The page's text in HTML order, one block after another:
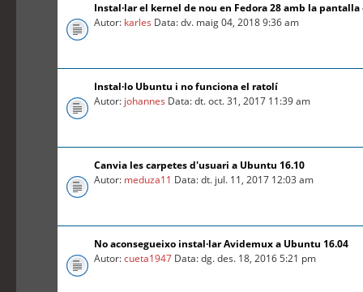
Instal·lar el kernel de nou en Fedora 28 amb la pantalla
Autor: karles Data: dv. maig 04, 2018 9:36 am
Instal·lo Ubuntu i no funciona el ratolí
Autor: johannes Data: dt. oct. 31, 2017 11:39 am
Canvia les carpetes d'usuari a Ubuntu 16.10
Autor: meduza11 Data: dt. jul. 11, 2017 12:03 am
No aconsegueixo instal·lar Avidemux a Ubuntu 16.04
Autor:cueta1947 Data: dg. des. 18, 2016 5:21 pm